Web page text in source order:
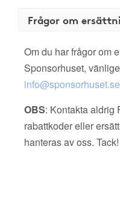
Frågor om
Om du har frågor om
Sponsorhuset,
info@sponsorhuset.se
OBS: Kontakta aldrig
rabattkoder eller
hanteras av oss. Tack!